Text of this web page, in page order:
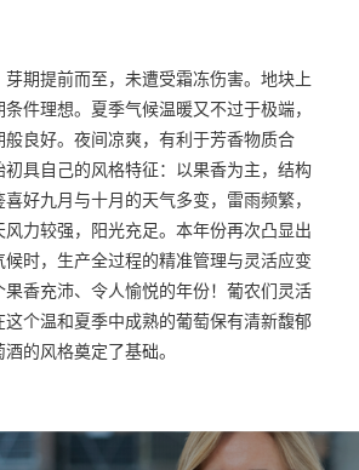
期提前而至，未遭受霜冻伤害。地块上
件理想。夏季气候温暖又不过于极端，
良好。夜间凉爽，有利于芳香物质合
具自己的风格特征：以果香为主，结构
好九月与十月的天气多变，雷雨频繁，
力较强，阳光充足。本年份再次凸显出
时，生产全过程的精准管理与灵活应变
香充沛、令人愉悦的年份！葡农们灵活
个温和夏季中成熟的葡萄保有清新馥郁
的风格奠定了基础。